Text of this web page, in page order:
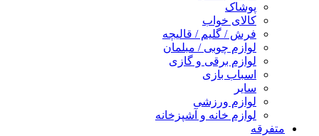
پوشاک
کالای خواب
فرش / گلیم / قالیچه
لوازم چوبی / مبلمان
لوازم برقی و گازی
اسباب بازی
سایر
لوازم ورزشی
لوازم خانه و آشپزخانه
متفرقه